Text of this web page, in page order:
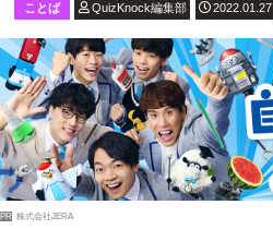
ことば QuizKnock編集部 2022.01.27
PR 株式会社JERA